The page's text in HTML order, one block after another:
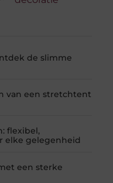
de slimme
van een stretchtent
flexibel,
elke gelegenheid
een sterke